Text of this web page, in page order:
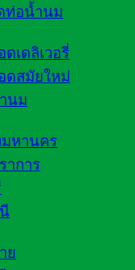
ท่อน้ำนม
เดลิเวอรี่
ดสมัยใหม่
นม
มหานคร
าการ
ย